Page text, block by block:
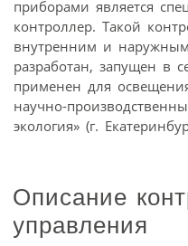
приборами является
контроллер. Такой
внутренним и
разработан, запущен в
применен для
научно-
экология» (г.
Описание
управления